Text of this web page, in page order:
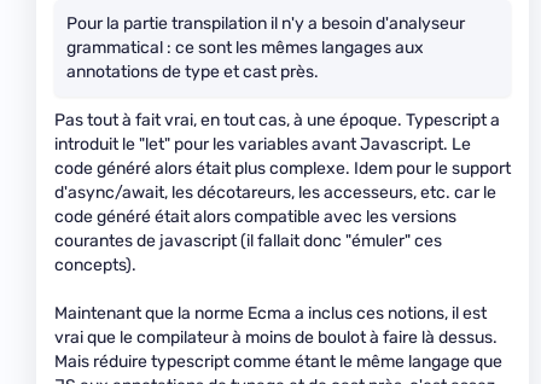
Pour la partie transpilation il n'y a besoin d'analyseur
grammatical : ce sont les mêmes langages aux
annotations de type et cast près.
Pas tout à fait vrai, en tout cas, à une époque. Typescript a
introduit le "let" pour les variables avant Javascript. Le
code généré alors était plus complexe. Idem pour le support
d'async/await, les décotareurs, les accesseurs, etc. car le
code généré était alors compatible avec les versions
courantes de javascript (il fallait donc "émuler" ces
concepts).
Maintenant que la norme Ecma a inclus ces notions, il est
vrai que le compilateur à moins de boulot à faire là dessus.
Mais réduire typescript comme étant le même langage que